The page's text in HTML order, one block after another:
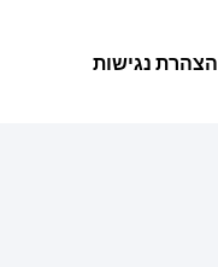
הצהרת נגישות